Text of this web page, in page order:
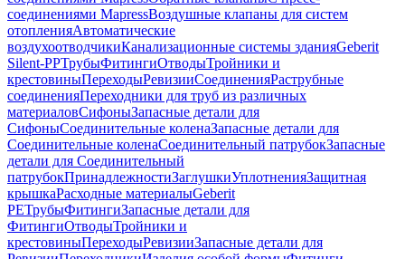
соединениями MapressВоздушные клапаны для систем
отопленияАвтоматические
воздухоотводчикиКанализационные системы зданияGeberit
Silent-PPТрубыФитингиОтводыТройники и
крестовиныПереходыРевизииСоединенияРаструбные
соединенияПереходники для труб из различных
материаловСифоныЗапасные детали для
СифоныСоединительные коленаЗапасные детали для
Соединительные коленаСоединительный патрубокЗапасные
детали для Соединительный
патрубокПринадлежностиЗаглушкиУплотненияЗащитная
крышкаРасходные материалыGeberit
PEТрубыФитингиЗапасные детали для
ФитингиОтводыТройники и
крестовиныПереходыРевизииЗапасные детали для